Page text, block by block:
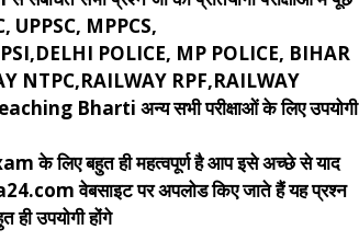
UPPSC, MPPCS,
POLICE, MP POLICE, BIHAR
NTPC,RAILWAY RPF,RAILWAY
Bharti अन्य सभी परीक्षाओं के लिए उपयोगी
के लिए बहुत ही महत्वपूर्ण है आप इसे अच्छे से याद
वेबसाइट पर अपलोड किए जाते हैं यह प्रश्न
ही उपयोगी होंगे